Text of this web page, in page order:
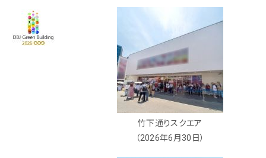
竹下通りスクエア
（2026年6月30日）